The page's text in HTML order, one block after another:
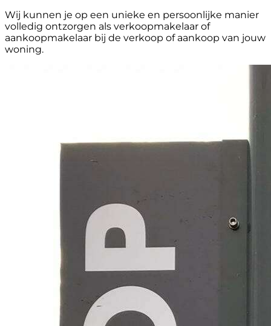
Wij kunnen je op een unieke en persoonlijke manier
volledig ontzorgen als verkoopmakelaar of
aankoopmakelaar bij de verkoop of aankoop van jouw
woning.